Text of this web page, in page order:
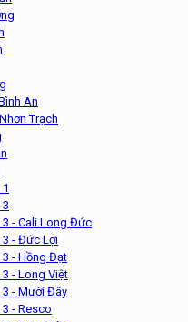
An
Trạch
- Cali Long Đức
- Đức Lợi
- Hồng Đạt
- Long Việt
- Mười Đây
- Resco